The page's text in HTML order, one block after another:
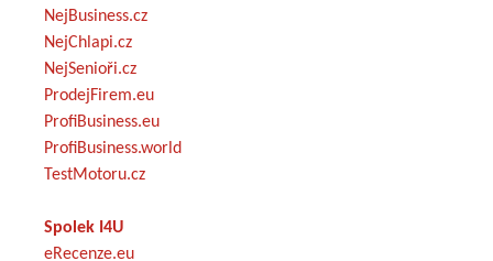
NejBusiness.cz
NejChlapi.cz
NejSenioři.cz
ProdejFirem.eu
ProfiBusiness.eu
ProfiBusiness.world
TestMotoru.cz
Spolek I4U
eRecenze.eu